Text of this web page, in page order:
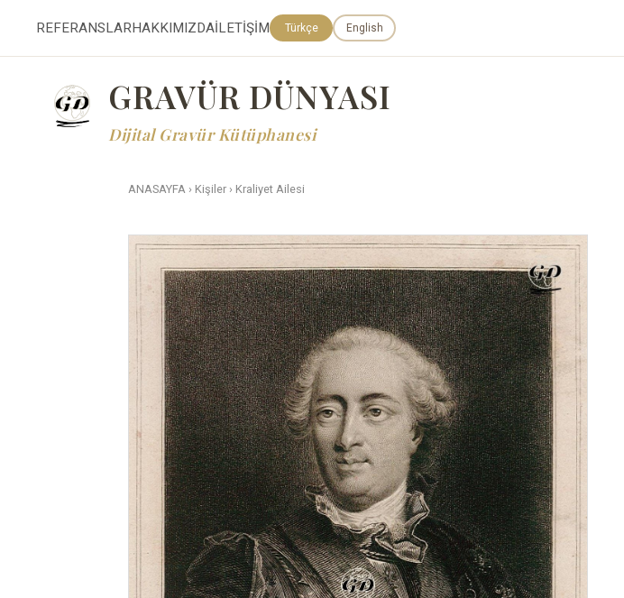
REFERANSLARHAKKIMIZDAİLETİŞİM Türkçe English
GRAVÜR DÜNYASI
Dijital Gravür Kütüphanesi
ANASAYFA › Kişiler › Kraliyet Ailesi